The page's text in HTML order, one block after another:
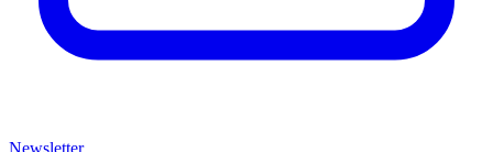
Newsletter